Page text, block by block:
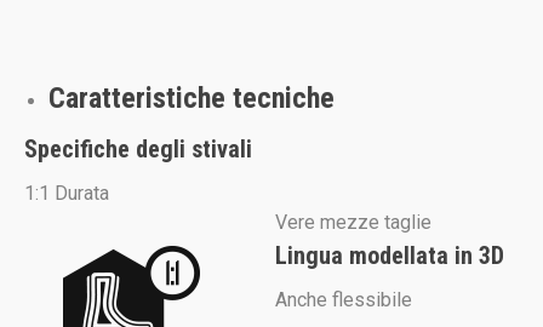
Caratteristiche tecniche
Specifiche degli stivali
1:1 Durata
Vere mezze taglie
Lingua modellata in 3D
Anche flessibile